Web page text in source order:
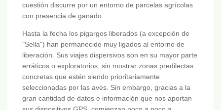
cuestión discurre por un entorno de parcelas agrícolas
con presencia de ganado.
Hasta la fecha los pigargos liberados (a excepción de
"Sella") han permanecido muy ligados al entorno de
liberación. Sus viajes dispersivos son en su mayor parte
erráticos o exploratorios, sin mostrar zonas predilectas
concretas que estén siendo prioritariamente
seleccionadas por las aves. Sin embargo, gracias a la
gran cantidad de datos e información que nos aportan